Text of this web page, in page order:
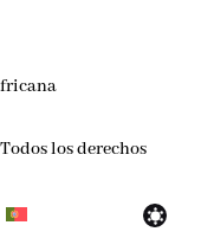
los derechos